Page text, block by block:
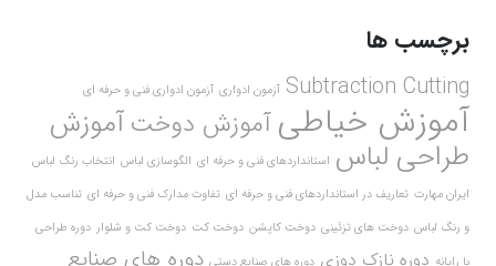
برچسب ها
Subtraction Cutting آزمون ادواری آزمون ادواری فنی و حرفه ای
آموزش خیاطی آموزش دوخت آموزش
طراحی لباس استانداردهای فنی و حرفه ای الگوسازی لباس انتخاب رنگ لباس
ایران مهارت تعاریف در استانداردهای فنی و حرفه ای تفاوت مدارک فنی و حرفه ای تناسب مدل
و رنگ لباس دوخت های تزئینی دوخت کاپشن دوخت کت دوخت کت و شلوار دوره طراحی
با رایانه دوره نازک دوزی دوره های صنایع دستی دوره های صنایع